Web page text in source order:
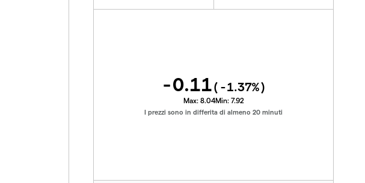
-0.11( -1.37%)
Max: 8.04Min: 7.92
I prezzi sono in differita di almeno 20 minuti